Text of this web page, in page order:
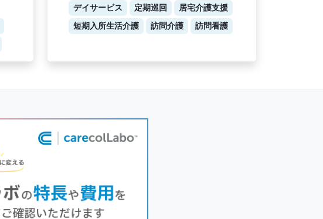
デイサービス
定期巡回
居宅介護支援
短期入所生活介護
訪問介護 訪問看護